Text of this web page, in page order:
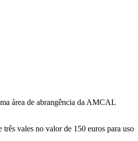
área de abrangência da AMCAL
vales no valor de 150 euros para uso